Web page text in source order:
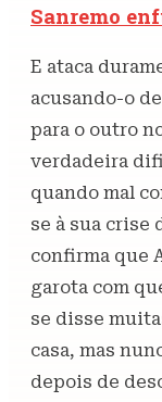
Sanremo
E ataca
acusando-o
para o outro
verdadeira
quando mal
se à sua crise
confirma que
garota com
se disse
casa, mas
depois de